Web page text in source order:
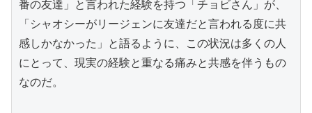
番の友達」と言われた経験を持つ「チョビさん」が、
「シャオシーがリージェンに友達だと言われる度に共
感しかなかった」と語るように、この状況は多くの人
にとって、現実の経験と重なる痛みと共感を伴うもの
なのだ。